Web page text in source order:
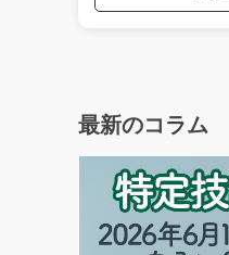
最新のコラム